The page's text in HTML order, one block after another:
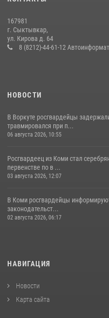
покупателя
В Сыктывкаре состоялась
военнослужащих по призыву в
167981
г. Сыктывкар,
ул. Кирова д. 64
8 (8212)-44-61-12
НОВОСТИ
В Воркуте росгвардейцы
травмировался при п...
06 августа 2026, 10:55
Росгвардеец из Коми стал
первенстве по в ...
03 августа 2026, 12:07
В Коми росгвардейцы
законодательст...
02 августа 2026, 06:17
НАВИГАЦИЯ
Новости
Карта сайта